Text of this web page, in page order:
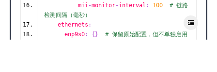
          mii
-monitor-interval : 100
# 链路
检测间隔（毫秒）
    ethernets
:
      enp9s0
: {}
# 保留原始配置，但不单独启用